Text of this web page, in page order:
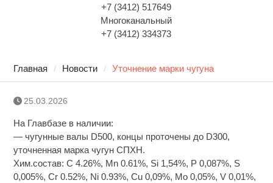
+7 (3412) 517649
Многоканальный
+7 (3412) 334373
Главная Новости Уточнение марки чугуна
25.03.2026
На Главбазе в наличии:
— чугунные валы D500, концы проточены до D300,
уточненная марка чугун СПХН.
Хим.состав: C 4.26%, Mn 0.61%, Si 1,54%, P 0,087%, S
0,005%, Cr 0.52%, Ni 0.93%, Cu 0,09%, Mo 0,05%, V 0,01%,